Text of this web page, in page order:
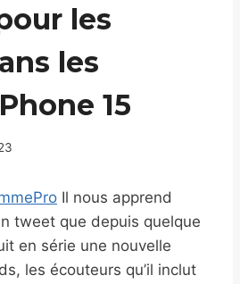
les
les
15
Il nous apprend
tweet que depuis quelque
en série une nouvelle
les écouteurs qu’il inclut